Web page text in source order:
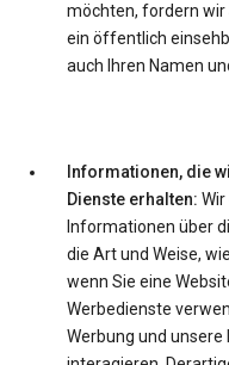
möchten, fordern wir
ein öffentlich
auch Ihren Namen
Informationen, die
Dienste erhalten:
Informationen über
die Art und Weise,
wenn Sie eine
Werbedienste
Werbung und